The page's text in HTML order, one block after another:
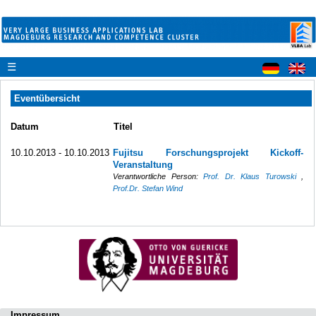
☰
Eventübersicht
Datum Titel
10.10.2013 - 10.10.2013 Fujitsu Forschungsprojekt Kickoff-
Veranstaltung
Verantwortliche Person:Prof. Dr. Klaus Turowski
Prof.Dr. Stefan Wind